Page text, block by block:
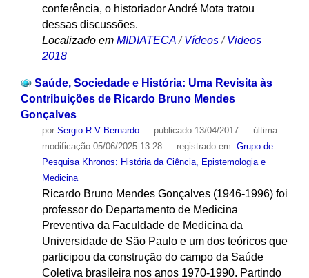
conferência, o historiador André Mota tratou
dessas discussões.
Localizado em MIDIATECA /Vídeos /Videos
2018
Saúde, Sociedade e História: Uma Revisita às
Contribuições de Ricardo Bruno Mendes
Gonçalves
por Sergio R V Bernardo — publicado13/04/2017 — última
modificação05/06/2025 13:28 — registrado em: Grupo de
Pesquisa Khronos: História da Ciência, Epistemologia e
Medicina
Ricardo Bruno Mendes Gonçalves (1946-1996) foi
professor do Departamento de Medicina
Preventiva da Faculdade de Medicina da
Universidade de São Paulo e um dos teóricos que
participou da construção do campo da Saúde
Coletiva brasileira nos anos 1970-1990. Partindo